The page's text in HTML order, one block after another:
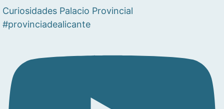
Curiosidades Palacio Provincial
#provinciadealicante